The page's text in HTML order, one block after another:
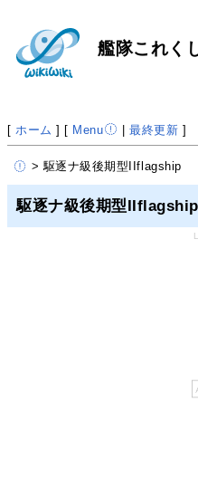
艦隊これく
[ ホーム ] [ Menu |最終更新 ]
> 駆逐ナ級後期型IIflagship
駆逐ナ級後期型IIflagship